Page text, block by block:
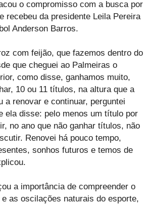
o compromisso com a busca por
recebeu da presidente Leila Pereira
Anderson Barros.
com feijão, que fazemos dentro do
que cheguei ao Palmeiras o
como disse, ganhamos muito,
10 ou 11 títulos, na altura que a
a renovar e continuar, perguntei
ela disse: pelo menos um título por
no ano que não ganhar títulos, não
Renovei há pouco tempo,
sonhos futuros e temos de
a importância de compreender o
as oscilações naturais do esporte,